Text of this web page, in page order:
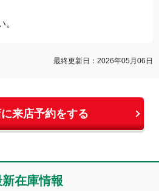
最終更新日： 2026年05月06日
来店予約をする
在庫情報